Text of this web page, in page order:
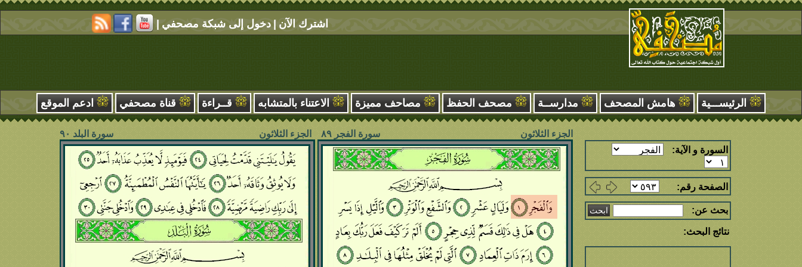
اشترك الآن دخول إلى شبكة مصحفي
الرئيســـية هامش المصحف مدارســة مصحف الحفظ مصاحف مميزة الاعتناء بالمتشابه قــراءة قناة مصحفي ادعم الموقع
السورة و الآية:
الصفحة رقم:
بحث عن:
نتائج البحث:
الجزء الثلاثون سورة الفجر ۸۹ الجزء الثلاثون سورة البلد ۹٠